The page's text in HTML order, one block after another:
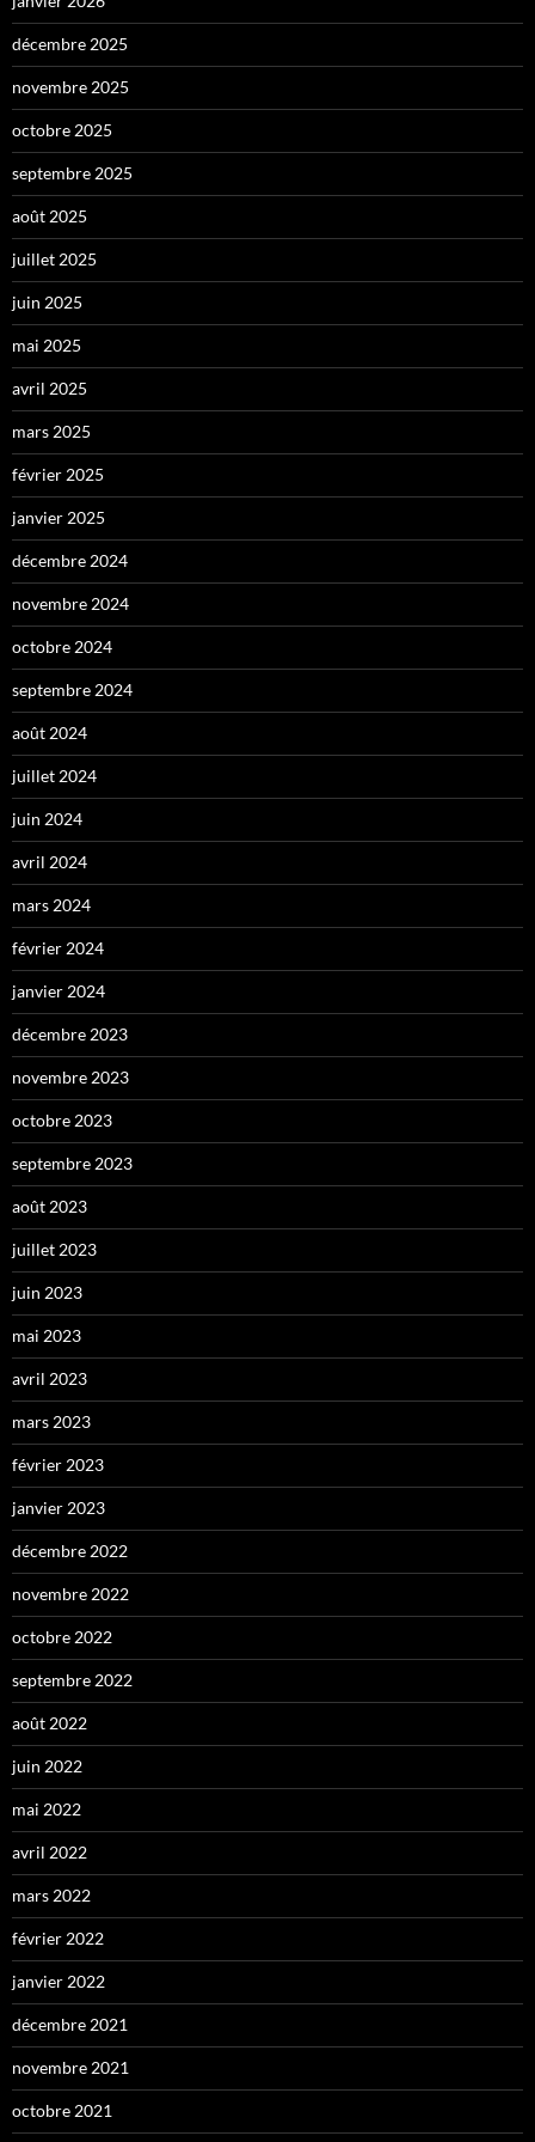
décembre 2025
novembre 2025
octobre 2025
septembre 2025
août 2025
juillet 2025
juin 2025
mai 2025
avril 2025
mars 2025
février 2025
janvier 2025
décembre 2024
novembre 2024
octobre 2024
septembre 2024
août 2024
juillet 2024
juin 2024
avril 2024
mars 2024
février 2024
janvier 2024
décembre 2023
novembre 2023
octobre 2023
septembre 2023
août 2023
juillet 2023
juin 2023
mai 2023
avril 2023
mars 2023
février 2023
janvier 2023
décembre 2022
novembre 2022
octobre 2022
septembre 2022
août 2022
juin 2022
mai 2022
avril 2022
mars 2022
février 2022
janvier 2022
décembre 2021
novembre 2021
octobre 2021